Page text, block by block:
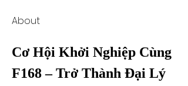
About
Cơ Hội Khởi Nghiệp Cùng
F168 – Trở Thành Đại Lý